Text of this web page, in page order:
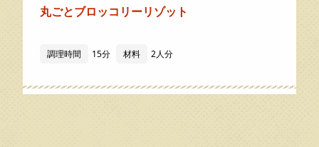
丸ごとブロッコリーリゾット
調理時間 15分 材料 2人分